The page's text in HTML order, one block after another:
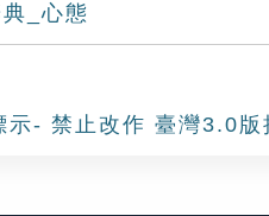
_心態
示- 禁止改作 臺灣3.0版